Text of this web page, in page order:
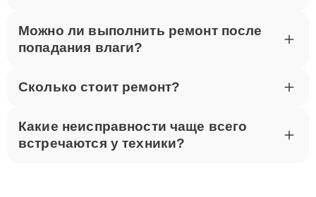
Можно ли выполнить ремонт после
попадания влаги?
Сколько стоит ремонт?
Какие неисправности чаще всего
встречаются у техники?